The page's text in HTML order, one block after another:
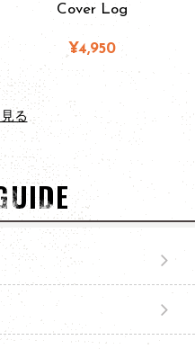
Cover Log
¥4,950
る